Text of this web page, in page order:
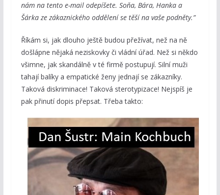
nám na tento e-mail odepíšete. Soňa, Bára, Hanka a
Šárka ze zákaznického oddělení se těší na vaše podněty.”
Říkám si, jak dlouho ještě budou přežívat, než na ně
došlápne nějaká neziskovky či vládní úřad. Než si někdo
všimne, jak skandálně v té firmě postupují. Silní muži
tahají balíky a empatické ženy jednají se zákazníky.
Taková diskriminace! Taková sterotypizace! Nejspíš je
pak přinutí dopis přepsat. Třeba takto: